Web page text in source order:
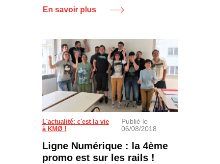
En savoir plus
L'actualité: c'est la vie
à KMØ !
Publié le
06/08/2018
Ligne Numérique : la 4ème
promo est sur les rails !